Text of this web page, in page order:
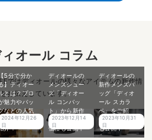
オール コラム
ではディオールの様々なアイテムの新作情
お伝えしています。
【5分で分か
】ディオー
とは？プロ
魅力やバッ
などの人気
イテムをご
介！
2024年12月26
日
ディオールの
メンズシュー
ズ「ディオー
ル コンバッ
ト」から新作
が登場！買取
価格も公開中
2023年12月14
日
ディオールの
新作メンズバ
ッグ「ディオ
ール スカラ
ベ」をご紹
介！買取価格
も公開中
2023年10月31
日